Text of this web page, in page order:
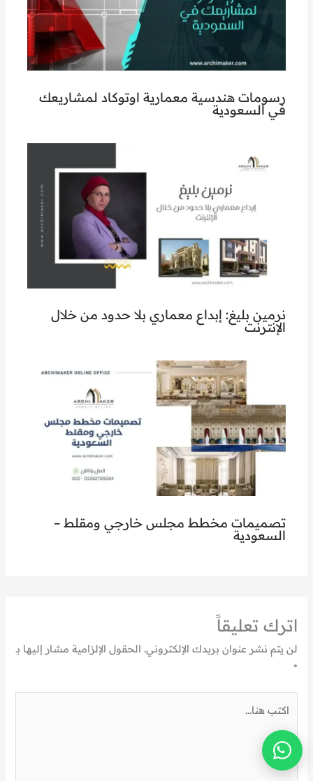
رسومات هندسية معمارية اوتوكاد لمشاريعك
في السعودية
نرمين بليغ: إبداع معماري بلا حدود من خلال
الإنترنت
تصميمات مخطط مجلس خارجي ومقلط –
السعودية
اترك تعليقاً
لن يتم نشر عنوان بريدك الإلكتروني. الحقول الإلزامية مشار إليها بـ
*